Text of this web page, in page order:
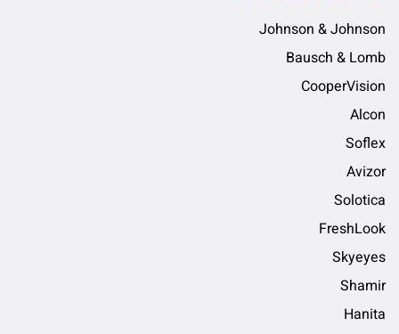
Johnson & Johnson
Bausch & Lomb
CooperVision
Alcon
Soflex
Avizor
Solotica
FreshLook
Skyeyes
Shamir
Hanita